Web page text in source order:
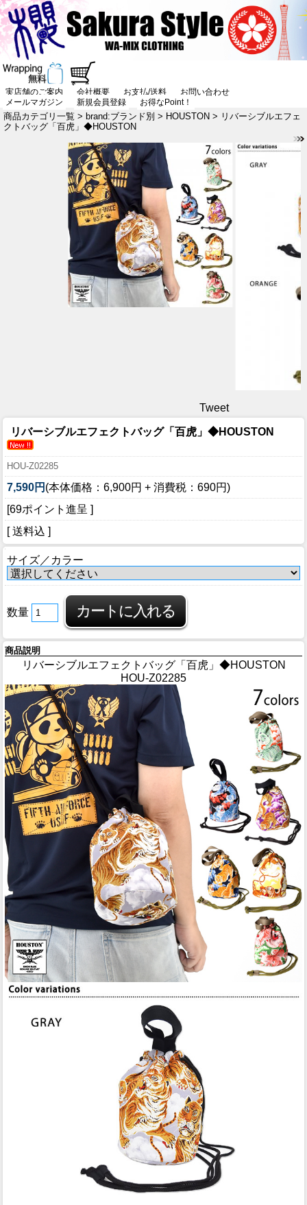
実店舗のご案内 会社概要 お支払/送料
お問い合わせ
メールマガジン
新規会員登録 お得なPoint！
商品カテゴリ一覧 > brand:ブランド別 > HOUSTON > リバーシブルエフェ
クトバッグ「百虎」◆HOUSTON
Tweet
リバーシブルエフェクトバッグ「百虎」◆HOUSTON
HOU-Z02285
7,590円 (本体価格：6,900円 + 消費税：690円)
[69ポイント進呈 ]
[ 送料込 ]
サイズ／カラー
数量
商品説明
リバーシブルエフェクトバッグ「百虎」◆HOUSTON
HOU-Z02285